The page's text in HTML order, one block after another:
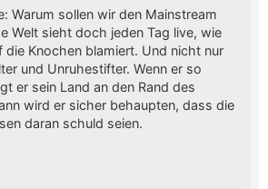
Warum sollen wir den Mainstream
Welt sieht doch jeden Tag live, wie
die Knochen blamiert. Und nicht nur
und Unruhestifter. Wenn er so
er sein Land an den Rand des
wird er sicher behaupten, dass die
daran schuld seien.